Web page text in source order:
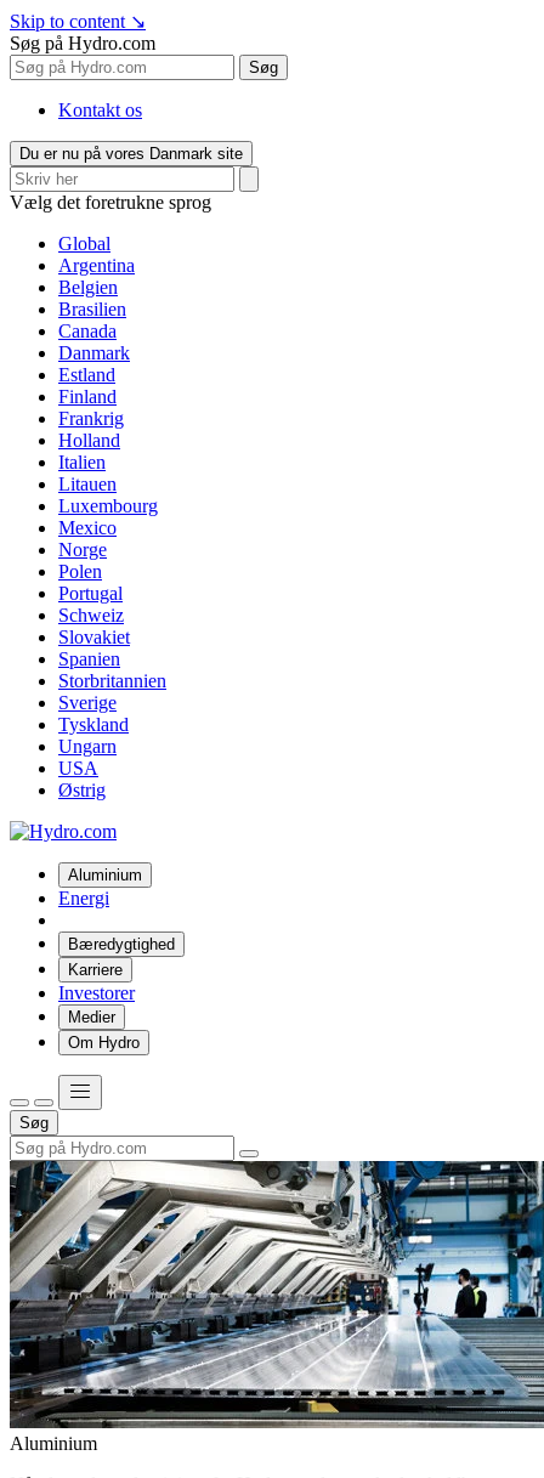
Skip to content ↘
Søg på Hydro.com
Søg
Kontakt os
Du er nu på vores Danmark site
Vælg det foretrukne sprog
Global
Argentina
Belgien
Brasilien
Canada
Danmark
Estland
Finland
Frankrig
Holland
Italien
Litauen
Luxembourg
Mexico
Norge
Polen
Portugal
Schweiz
Slovakiet
Spanien
Storbritannien
Sverige
Tyskland
Ungarn
USA
Østrig
Aluminium
Energi
Bæredygtighed
Karriere
Investorer
Medier
Om Hydro
Søg
Aluminium